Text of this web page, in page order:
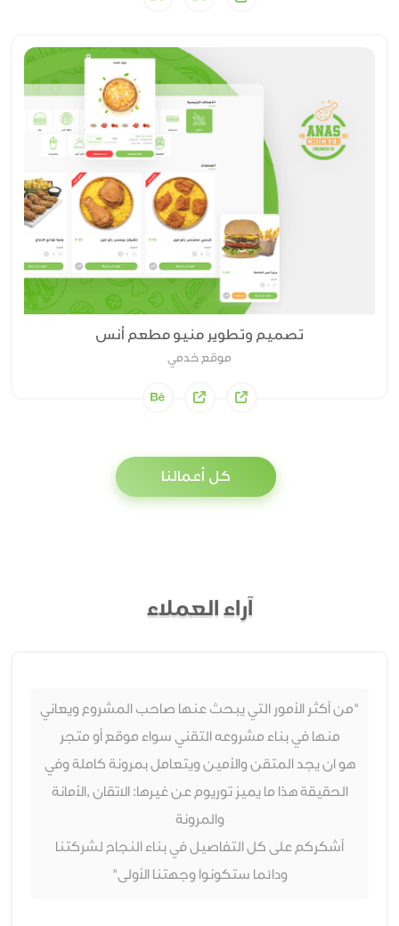
تصميم وتطوير منيو مطعم أنس
موقع خدمي
كل أعمالنا
آراء العملاء
"من أكثر الأمور التي يبحث عنها صاحب المشروع ويعاني
منها في بناء مشروعه التقني سواء موقع أو متجر
هو ان يجد المتقن والأمين ويتعامل بمرونة كاملة وفي
الحقيقة هذا ما يميز توريوم عن غيرها: الاتقان ,الأمانة
والمرونة
أشكركم على كل التفاصيل في بناء النجاح لشركتنا
ودائما ستكونوا وجهتنا الأولى"